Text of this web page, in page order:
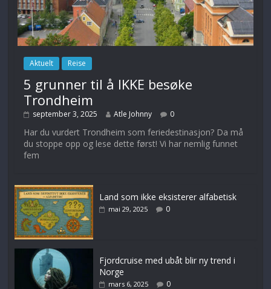
Aktuelt Reise
5 grunner til å IKKE besøke
Trondheim
september 3, 2025 Atle Johnny 0
Har du vurdert Trondheim som feriedestinasjon? Da må
du stoppe opp og lese dette først! Vi har nemlig funnet
fem
Land som ikke eksisterer alfabetisk
mai 29, 2025 0
Fjordcruise med ubåt blir ny trend i
Norge
mars 6, 2025 0